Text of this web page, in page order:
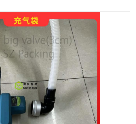
纤维打包带
充气袋
缠绕膜
托盘裹包网兜